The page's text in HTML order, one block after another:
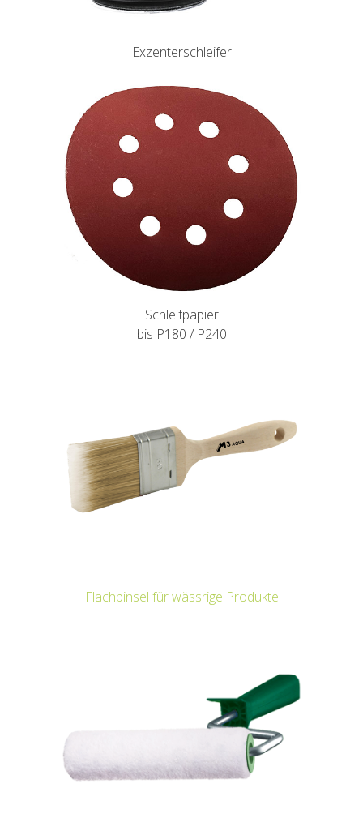
Exzenterschleifer
Schleifpapier
bis P180 / P240
Flachpinsel für wässrige Produkte